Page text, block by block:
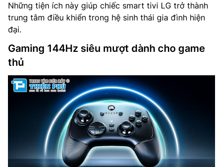
Những tiện ích này giúp chiếc smart tivi LG trở thành
trung tâm điều khiển trong hệ sinh thái gia đình hiện
đại.
Gaming 144Hz siêu mượt dành cho game
thủ